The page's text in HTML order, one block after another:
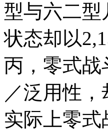
型与六二型
状态却以
丙，零式战
／泛用性
实际上零